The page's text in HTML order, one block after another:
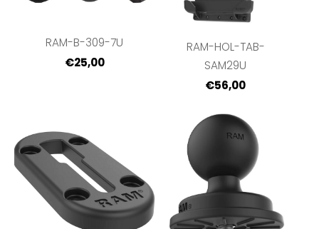
RAM-B-309-7U
€25,00
RAM-HOL-TAB-
SAM29U
€56,00